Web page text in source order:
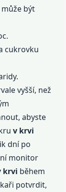
může být
cukrovku
vyšší, než
abyste
v krvi
dní po
monitor
krvi během
potvrdit,